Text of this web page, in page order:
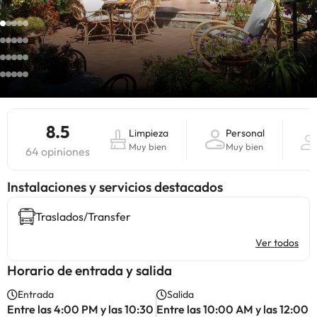
8.5
64 opiniones
Limpieza
Muy bien
Personal
Muy bien
Instalaciones y servicios destacados
Traslados/Transfer
Ver todos
Horario de entrada y salida
Entrada
Entre las 4:00 PM y las 10:30
Salida
Entre las 10:00 AM y las 12:00